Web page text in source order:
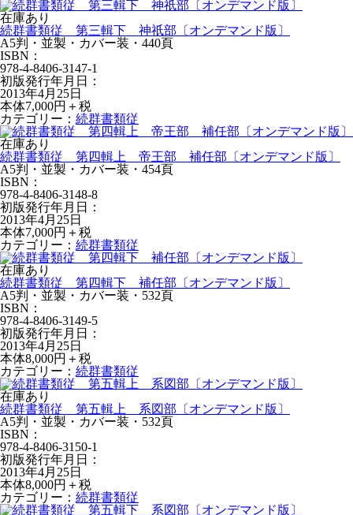
在庫あり
続群書類従 第三輯下 神祇部〔オンデマンド版〕
A5判・並製・カバー装・440頁
ISBN：
978-4-8406-3147-1
初版発行年月日：
2013年4月25日
本体7,000円＋税
カテゴリー： 続群書類従
在庫あり
続群書類従 第四輯上 帝王部 補任部〔オンデマンド版〕
A5判・並製・カバー装・454頁
ISBN：
978-4-8406-3148-8
初版発行年月日：
2013年4月25日
本体7,000円＋税
カテゴリー： 続群書類従
在庫あり
続群書類従 第四輯下 補任部〔オンデマンド版〕
A5判・並製・カバー装・532頁
ISBN：
978-4-8406-3149-5
初版発行年月日：
2013年4月25日
本体8,000円＋税
カテゴリー： 続群書類従
在庫あり
続群書類従 第五輯上 系図部〔オンデマンド版〕
A5判・並製・カバー装・532頁
ISBN：
978-4-8406-3150-1
初版発行年月日：
2013年4月25日
本体8,000円＋税
カテゴリー： 続群書類従